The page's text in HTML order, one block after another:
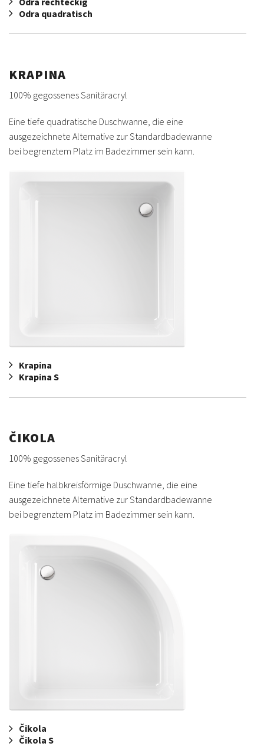
Odra quadratisch
KRAPINA
100% gegossenes Sanitäracryl
Eine tiefe quadratische Duschwanne, die eine
ausgezeichnete Alternative zur Standardbadewanne
bei begrenztem Platz im Badezimmer sein kann.
Krapina
Krapina S
ČIKOLA
100% gegossenes Sanitäracryl
Eine tiefe halbkreisförmige Duschwanne, die eine
ausgezeichnete Alternative zur Standardbadewanne
bei begrenztem Platz im Badezimmer sein kann.
Čikola
Čikola S